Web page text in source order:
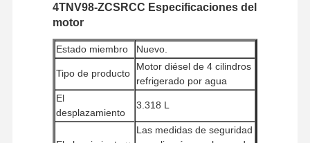
4TNV98-ZCSRCC Especificaciones del
motor
Estado miembro Nuevo.
Tipo de producto
Motor diésel de 4 cilindros
refrigerado por agua
El
desplazamiento
3.318 L
Las medidas de seguridad